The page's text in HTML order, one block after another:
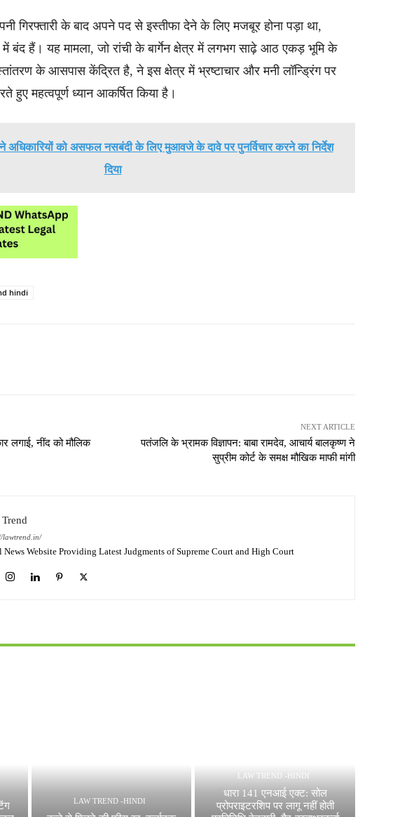
गिरफ्तारी के बाद अपने पद से इस्तीफा देने के लिए मजबूर होना पड़ा था,
बंद हैं। यह मामला, जो रांची के बार्गेन क्षेत्र में लगभग साढ़े आठ एकड़ भूमि के
के आसपास केंद्रित है, ने इस क्षेत्र में भ्रष्टाचार और मनी लॉन्ड्रिंग पर
हुए महत्वपूर्ण ध्यान आकर्षित किया है।
ने अधिकारियों को असफल नसबंदी के लिए मुआवजे के दावे पर पुनर्विचार करने का निर्देश
दिया
hindi
लगाई, नींद को मौलिक
NEXT ARTICLE
पतंजलि के भ्रामक विज्ञापन: बाबा रामदेव, आचार्य बालकृष्ण ने
सुप्रीम कोर्ट के समक्ष मौखिक माफी मांगी
lawtrend.in/
News Website Providing Latest Judgments of Supreme Court and High Court
LAW TREND -HINDI
LAW TREND -HINDI
धारा 141 एनआई एक्ट: सोल
प्रोपराइटरशिप पर लागू नहीं होती